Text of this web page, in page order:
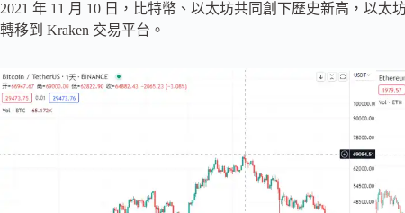
2021 年 11 月 10 日，比特幣、以太坊共同創下歷史新高，以太
轉移到 Kraken 交易平台。